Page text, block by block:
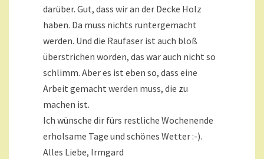
darüber. Gut, dass wir an der Decke Holz
haben. Da muss nichts runtergemacht
werden. Und die Raufaser ist auch bloß
überstrichen worden, das war auch nicht so
schlimm. Aber es ist eben so, dass eine
Arbeit gemacht werden muss, die zu
machen ist.
Ich wünsche dir fürs restliche Wochenende
erholsame Tage und schönes Wetter :-).
Alles Liebe, Irmgard